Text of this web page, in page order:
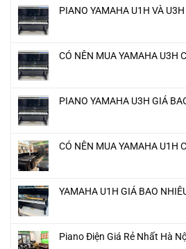
PIANO YAMAHA U1H VÀ U3H
CÓ NÊN MUA YAMAHA U3H
PIANO YAMAHA U3H GIÁ
CÓ NÊN MUA YAMAHA U1H
YAMAHA U1H GIÁ BAO
Piano Điện Giá Rẻ Nhất Hà